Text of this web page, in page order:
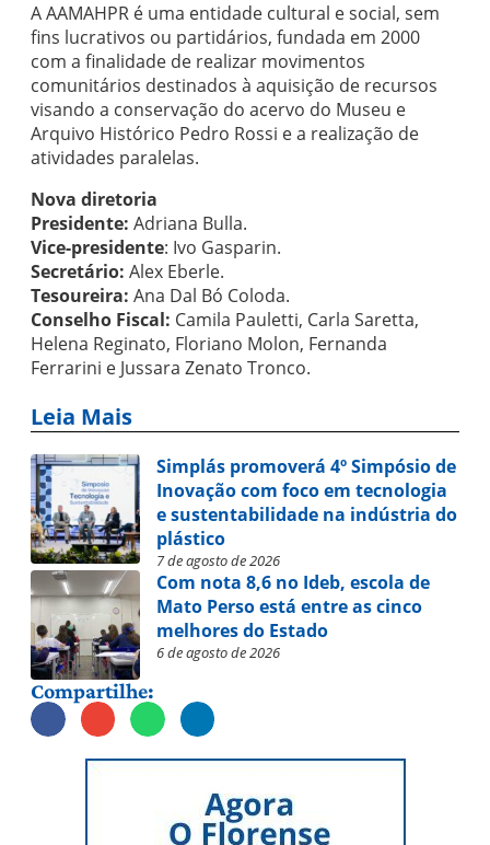
A AAMAHPR é uma entidade cultural e social, sem
fins lucrativos ou partidários, fundada em 2000
com a finalidade de realizar movimentos
comunitários destinados à aquisição de recursos
visando a conservação do acervo do Museu e
Arquivo Histórico Pedro Rossi e a realização de
atividades paralelas.
Nova diretoria
Presidente: Adriana Bulla.
Vice-presidente: Ivo Gasparin.
Secretário: Alex Eberle.
Tesoureira: Ana Dal Bó Coloda.
Conselho Fiscal: Camila Pauletti, Carla Saretta,
Helena Reginato, Floriano Molon, Fernanda
Ferrarini e Jussara Zenato Tronco.
Leia Mais
Simplás promoverá 4º Simpósio de
Inovação com foco em tecnologia
e sustentabilidade na indústria do
plástico
7 de agosto de 2026
Com nota 8,6 no Ideb, escola de
Mato Perso está entre as cinco
melhores do Estado
6 de agosto de 2026
Compartilhe: